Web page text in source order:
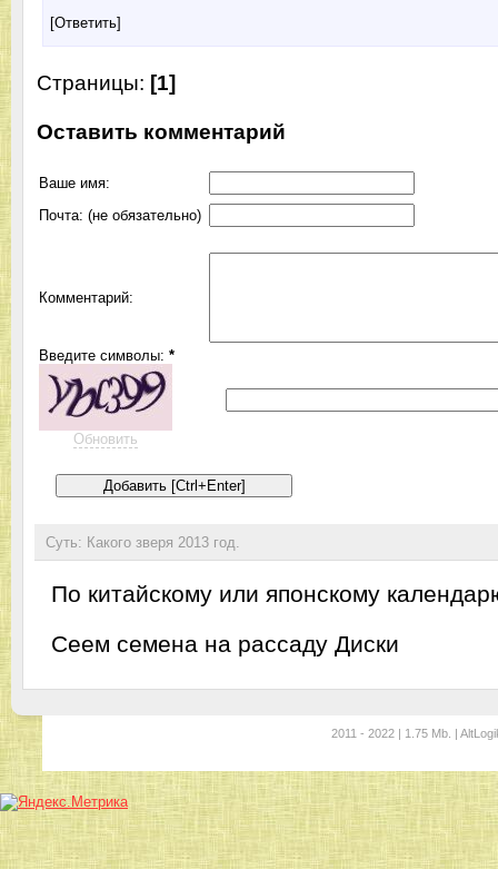
[Ответить]
Страницы: [1]
Оставить комментарий
Ваше имя:
Почта: (не обязательно)
Комментарий:
Введите символы: *
Обновить
Суть: Какого зверя 2013 год.
По китайскому или японскому
Сеем семена на рассаду Диски
2011 - 2022 | 1.75 Mb. |